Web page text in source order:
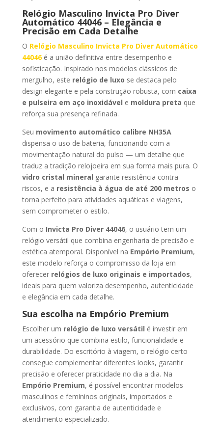
Relógio Masculino Invicta Pro Diver
Automático 44046 – Elegância e
Precisão em Cada Detalhe
O Relógio Masculino Invicta Pro Diver Automático
44046 é a união definitiva entre desempenho e
sofisticação. Inspirado nos modelos clássicos de
mergulho, este relógio de luxo se destaca pelo
design elegante e pela construção robusta, com caixa
e pulseira em aço inoxidável e moldura preta que
reforça sua presença refinada.
Seu movimento automático calibre NH35A
dispensa o uso de bateria, funcionando com a
movimentação natural do pulso — um detalhe que
traduz a tradição relojoeira em sua forma mais pura. O
vidro cristal mineral garante resistência contra
riscos, e a resistência à água de até 200 metros o
torna perfeito para atividades aquáticas e viagens,
sem comprometer o estilo.
Com o Invicta Pro Diver 44046, o usuário tem um
relógio versátil que combina engenharia de precisão e
estética atemporal. Disponível na Empório Premium,
este modelo reforça o compromisso da loja em
oferecer relógios de luxo originais e importados,
ideais para quem valoriza desempenho, autenticidade
e elegância em cada detalhe.
Sua escolha na Empório Premium
Escolher um relógio de luxo versátil é investir em
um acessório que combina estilo, funcionalidade e
durabilidade. Do escritório à viagem, o relógio certo
consegue complementar diferentes looks, garantir
precisão e oferecer praticidade no dia a dia. Na
Empório Premium, é possível encontrar modelos
masculinos e femininos originais, importados e
exclusivos, com garantia de autenticidade e
atendimento especializado.